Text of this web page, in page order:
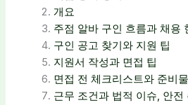
개요
주점 알바 구인 흐름과 채용
구인 공고 찾기와 지원 팁
지원서 작성과 면접 팁
면접 전 체크리스트와 준비물
근무 조건과 법적 이슈, 안전